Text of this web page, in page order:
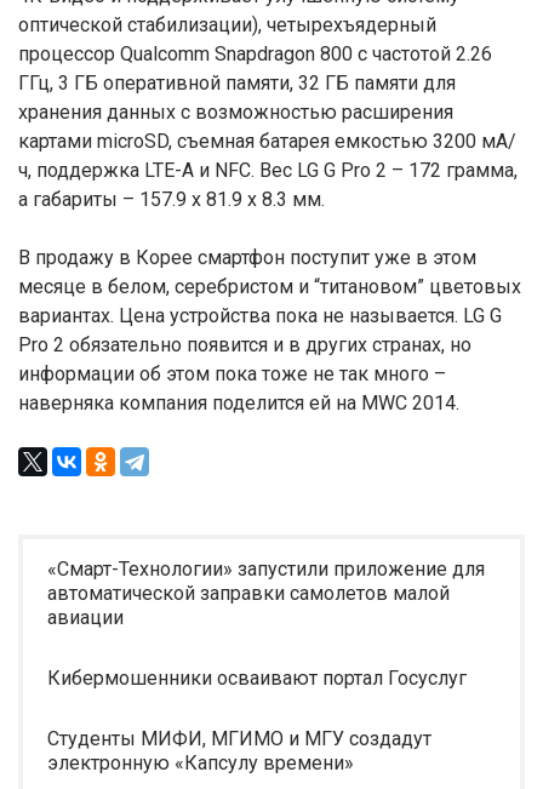
оптической стабилизации), четырехъядерный
процессор Qualcomm Snapdragon 800 с частотой 2.26
ГГц, 3 ГБ оперативной памяти, 32 ГБ памяти для
хранения данных с возможностью расширения
картами microSD, съемная батарея емкостью 3200 мА/
ч, поддержка LTE-A и NFC. Вес LG G Pro 2 – 172 грамма,
а габариты – 157.9 х 81.9 х 8.3 мм.
В продажу в Корее смартфон поступит уже в этом
месяце в белом, серебристом и “титановом” цветовых
вариантах. Цена устройства пока не называется. LG G
Pro 2 обязательно появится и в других странах, но
информации об этом пока тоже не так много –
наверняка компания поделится ей на MWC 2014.
«Смарт-Технологии» запустили приложение для
автоматической заправки самолетов малой
авиации
Кибермошенники осваивают портал Госуслуг
Студенты МИФИ, МГИМО и МГУ создадут
электронную «Капсулу времени»